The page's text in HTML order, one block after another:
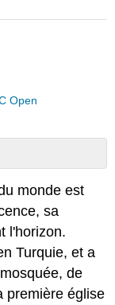
Open
monde est
sa
l'horizon.
Turquie, et a
de
première église